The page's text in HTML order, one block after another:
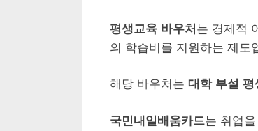
평생교육 바우처 는 경제적
의 학습비를 지원하는 제도
해당 바우처는 대학 부설
국민내일배움카드는 취업